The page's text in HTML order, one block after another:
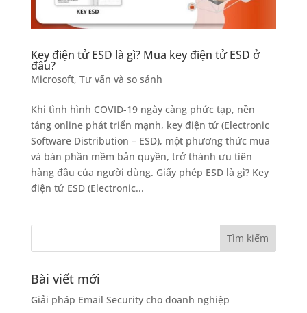
Key điện tử ESD là gì? Mua key điện tử ESD ở
đâu?
Microsoft, Tư vấn và so sánh
Khi tình hình COVID-19 ngày càng phức tạp, nền
tảng online phát triển mạnh, key điện tử (Electronic
Software Distribution – ESD), một phương thức mua
và bán phần mềm bản quyền, trở thành ưu tiên
hàng đầu của người dùng. Giấy phép ESD là gì? Key
điện tử ESD (Electronic...
Bài viết mới
Giải pháp Email Security cho doanh nghiệp